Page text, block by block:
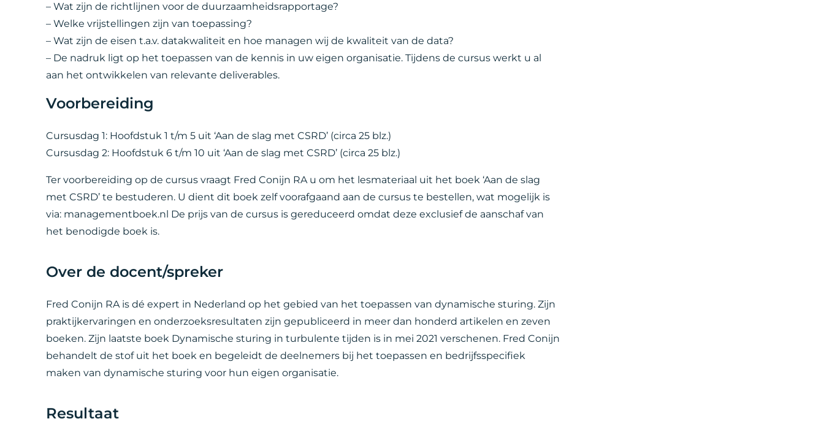
– Wat zijn de richtlijnen voor de duurzaamheidsrapportage?
– Welke vrijstellingen zijn van toepassing?
– Wat zijn de eisen t.a.v. datakwaliteit en hoe managen wij de kwaliteit van de data?
– De nadruk ligt op het toepassen van de kennis in uw eigen organisatie. Tijdens de cursus werkt u al
aan het ontwikkelen van relevante deliverables.
Voorbereiding
Cursusdag 1: Hoofdstuk 1 t/m 5 uit ‘Aan de slag met CSRD’ (circa 25 blz.)
Cursusdag 2: Hoofdstuk 6 t/m 10 uit ‘Aan de slag met CSRD’ (circa 25 blz.)
Ter voorbereiding op de cursus vraagt Fred Conijn RA u om het lesmateriaal uit het boek ‘Aan de slag
met CSRD’ te bestuderen. U dient dit boek zelf voorafgaand aan de cursus te bestellen, wat mogelijk is
via: managementboek.nl De prijs van de cursus is gereduceerd omdat deze exclusief de aanschaf van
het benodigde boek is.
Over de docent/spreker
Fred Conijn RA is dé expert in Nederland op het gebied van het toepassen van dynamische sturing. Zijn
praktijkervaringen en onderzoeksresultaten zijn gepubliceerd in meer dan honderd artikelen en zeven
boeken. Zijn laatste boek Dynamische sturing in turbulente tijden is in mei 2021 verschenen. Fred Conijn
behandelt de stof uit het boek en begeleidt de deelnemers bij het toepassen en bedrijfsspecifiek
maken van dynamische sturing voor hun eigen organisatie.
Resultaat